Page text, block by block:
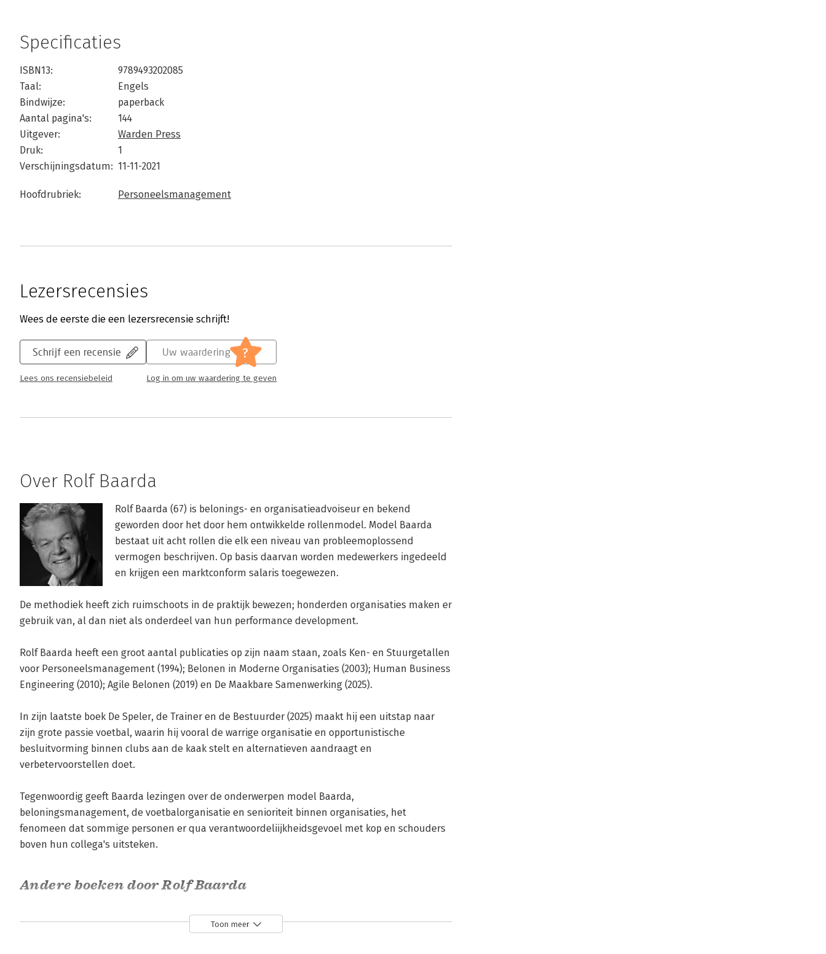
Specificaties
ISBN13:
9789493202085
Taal:
Engels
Bindwijze:
paperback
Aantal pagina's:
144
Uitgever:
Warden Press
Druk:
1
Verschijningsdatum: 11-11-2021
Hoofdrubriek: Personeelsmanagement
Lezersrecensies
Wees de eerste die een lezersrecensie schrijft!
Schrijf een recensie
Lees ons recensiebeleid
Uw waardering ?
Log in om uw waardering te geven
Over Rolf Baarda
Rolf Baarda (67) is belonings- en organisatieadvoiseur en bekend
geworden door het door hem ontwikkelde rollenmodel. Model Baarda
bestaat uit acht rollen die elk een niveau van probleemoplossend
vermogen beschrijven. Op basis daarvan worden medewerkers ingedeeld
en krijgen een marktconform salaris toegewezen.
De methodiek heeft zich ruimschoots in de praktijk bewezen; honderden organisaties maken er
gebruik van, al dan niet als onderdeel van hun performance development.
Rolf Baarda heeft een groot aantal publicaties op zijn naam staan, zoals Ken- en Stuurgetallen
voor Personeelsmanagement (1994); Belonen in Moderne Organisaties (2003); Human Business
Engineering (2010); Agile Belonen (2019) en De Maakbare Samenwerking (2025).
In zijn laatste boek De Speler, de Trainer en de Bestuurder (2025) maakt hij een uitstap naar
zijn grote passie voetbal, waarin hij vooral de warrige organisatie en opportunistische
besluitvorming binnen clubs aan de kaak stelt en alternatieven aandraagt en
verbetervoorstellen doet.
Tegenwoordig geeft Baarda lezingen over de onderwerpen model Baarda,
beloningsmanagement, de voetbalorganisatie en senioriteit binnen organisaties, het
fenomeen dat sommige personen er qua verantwoordeliijkheidsgevoel met kop en schouders
boven hun collega's uitsteken.
Andere boeken door Rolf Baarda
Toon meer